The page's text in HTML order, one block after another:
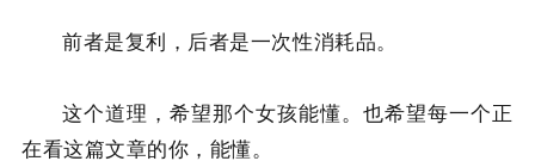
前者是复利，后者是一次性消耗品。
这个道理，希望那个女孩能懂。也希望每一个正
在看这篇文章的你，能懂。